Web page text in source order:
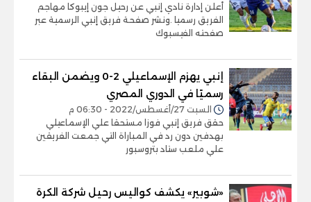
أعلن إدارة نادي إنبي عن رحيل جون إيبوكا مهاجم
الفريق رسميا .ونشر صفحة فريق إنبي الرسمية عبر
صفحته الفيسبوك
إنبي يهزم الإسماعيلي 2-0 ويضمن البقاء
رسميًا في الدوري المصري
السبت 27/أغسطس/2022 - 06:30 م
حقق فريق إنبي فوزا مستحقا علي الإسماعيلي
بهدفين دون رد في المباراة التي جمعت الفريقين
علي ملعب ستاد بتروسبور
«شوبير» يكشف كواليس رحيل شركة الكرة